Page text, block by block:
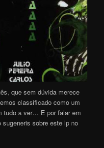
que sem dúvida merece
classificado como um
tudo a ver… E por falar em
sobre este lp no